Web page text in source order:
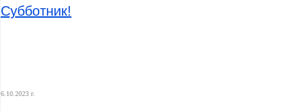
Субботник!
6.10.2023 г.